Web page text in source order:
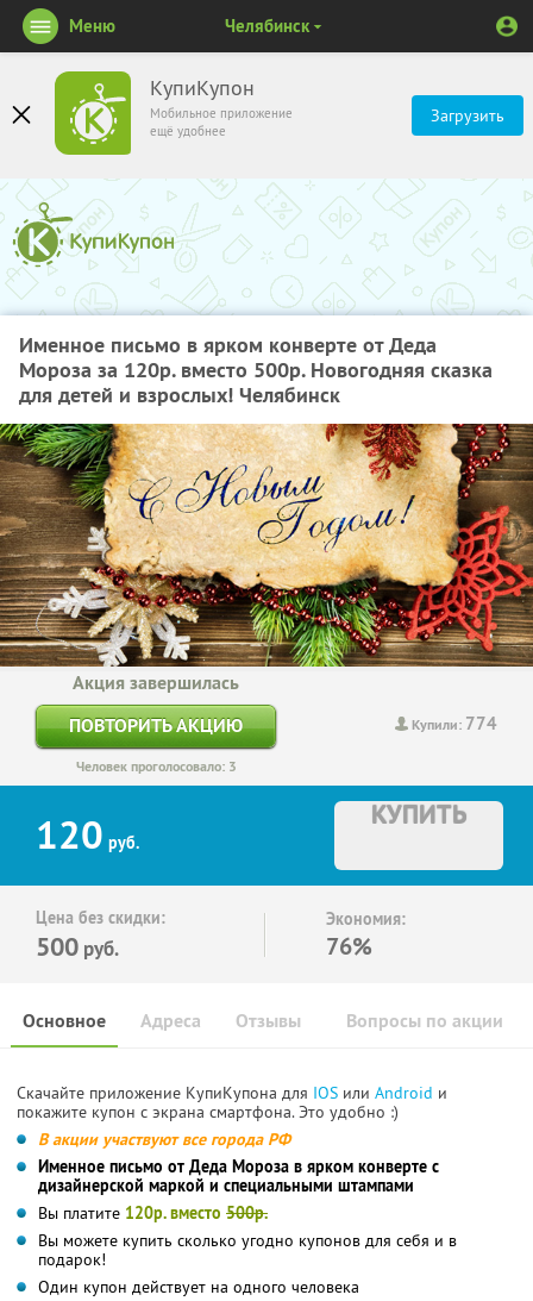
КупиКупон
Мобильное приложение
ещё удобнее
Загрузить
Меню Челябинск
Именное письмо в ярком конверте от Деда
Мороза за 120р. вместо 500р. Новогодняя сказка
для детей и взрослых! Челябинск
Купили: 774
Акция завершилась
ПОВТОРИТЬ АКЦИЮ
Человек проголосовало: 3
120 руб.
КУПИТЬ
Цена без скидки:
500 руб.
Экономия:
76%
Основное Отзывы Вопросы по акции
Адреса
Скачайте приложение КупиКупона для IOS или Android и
покажите купон с экрана смартфона. Это удобно :)
В акции участвуют все города РФ
Именное письмо от Деда Мороза в ярком конверте с
дизайнерской маркой и специальными штампами
Вы платите 120р. вместо 500р.
Вы можете купить сколько угодно купонов для себя и в
подарок!
Один купон действует на одного человека